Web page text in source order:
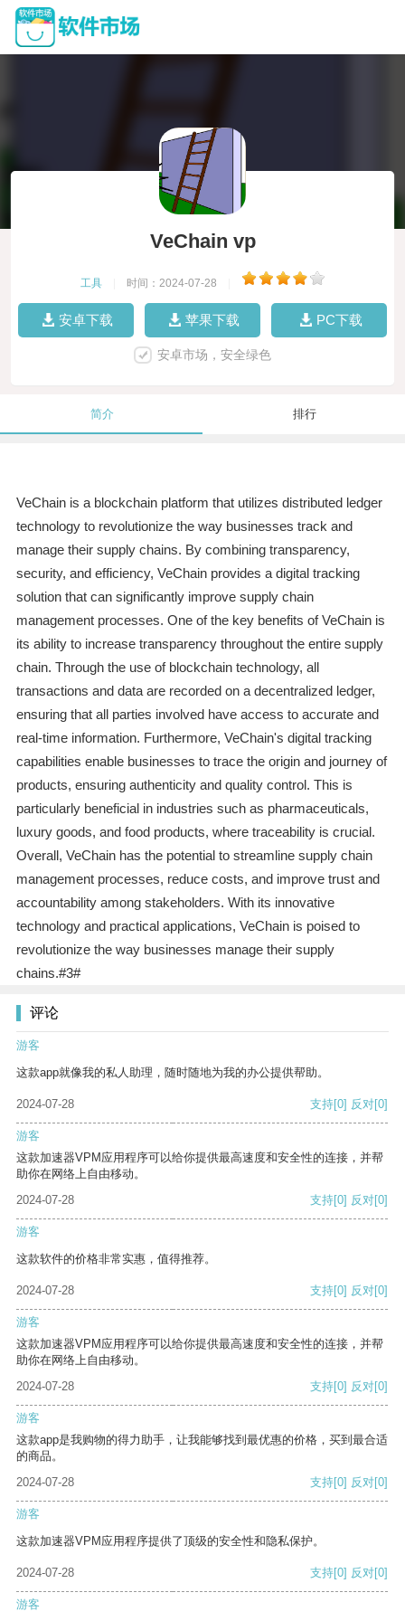
VeChain vp
工具 时间：2024-07-28
安卓下载 苹果下载 PC下载
安卓市场，安全绿色
简介 排行
VeChain is a blockchain platform that utilizes distributed ledger
technology to revolutionize the way businesses track and
manage their supply chains. By combining transparency,
security, and efficiency, VeChain provides a digital tracking
solution that can significantly improve supply chain
management processes. One of the key benefits of VeChain is
its ability to increase transparency throughout the entire supply
chain. Through the use of blockchain technology, all
transactions and data are recorded on a decentralized ledger,
ensuring that all parties involved have access to accurate and
real-time information. Furthermore, VeChain's digital tracking
capabilities enable businesses to trace the origin and journey of
products, ensuring authenticity and quality control. This is
particularly beneficial in industries such as pharmaceuticals,
luxury goods, and food products, where traceability is crucial.
Overall, VeChain has the potential to streamline supply chain
management processes, reduce costs, and improve trust and
accountability among stakeholders. With its innovative
technology and practical applications, VeChain is poised to
revolutionize the way businesses manage their supply
chains.#3#
评论
游客
这款app就像我的私人助理，随时随地为我的办公提供帮助。
2024-07-28 支持[0] 反对[0]
游客
这款加速器VPM应用程序可以给你提供最高速度和安全性的连接，并帮
助你在网络上自由移动。
2024-07-28
支持[0] 反对[0]
游客
这款软件的价格非常实惠，值得推荐。
2024-07-28 支持[0] 反对[0]
游客
这款加速器VPM应用程序可以给你提供最高速度和安全性的连接，并帮
助你在网络上自由移动。
2024-07-28
支持[0] 反对[0]
游客
这款app是我购物的得力助手，让我能够找到最优惠的价格，买到最合适
的商品。
2024-07-28
支持[0] 反对[0]
游客
这款加速器VPM应用程序提供了顶级的安全性和隐私保护。
2024-07-28 支持[0] 反对[0]
游客